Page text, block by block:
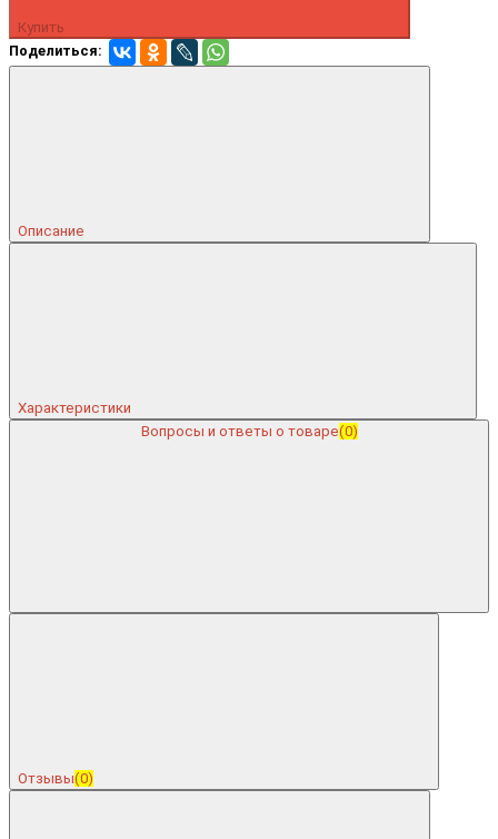
Купить
Поделиться:
Описание
Характеристики
Вопросы и ответы о товаре(0)
Отзывы(0)